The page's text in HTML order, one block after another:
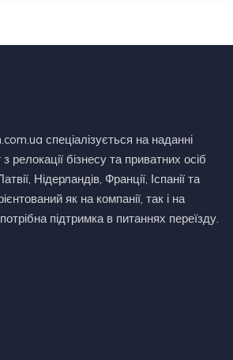
спеціалізується на наданні
релокації бізнесу та приватних осіб
Нідерландів, Франції, Іспанії та
як на компанії, так і на
підтримка в питаннях переїзду.